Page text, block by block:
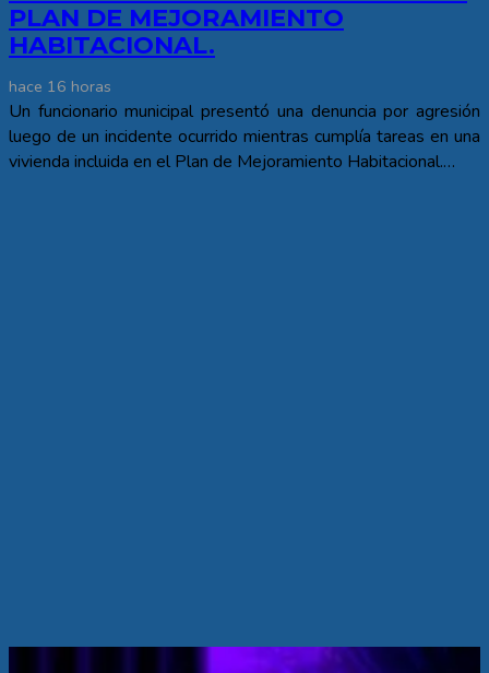
PLAN DE MEJORAMIENTO
HABITACIONAL.
hace 16 horas
Un funcionario municipal presentó una denuncia por agresión
luego de un incidente ocurrido mientras cumplía tareas en una
vivienda incluida en el Plan de Mejoramiento Habitacional.…